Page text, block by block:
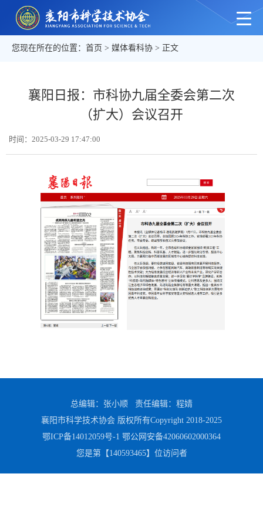
您现在所在的位置： 首页 > 媒体看科协 > 正文
襄阳日报：市科协九届全委会第二次
（扩大）会议召开
时间：2025-03-29 17:47:00
总编辑：张小顺 责任编辑：程婧
襄阳市科学技术协会 版权所有Copyright 2018-2025
鄂ICP备14012059号-1 鄂公网安备42060602000364
您是第【140593465】位访问者